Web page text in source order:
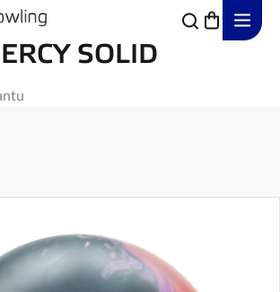
SOLID